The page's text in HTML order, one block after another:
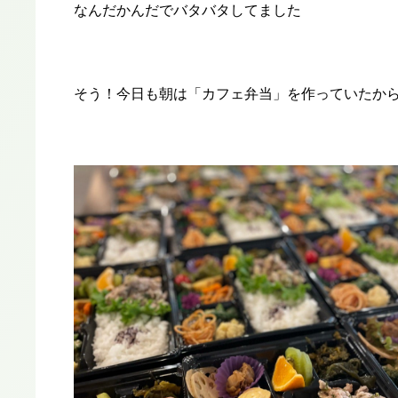
なんだかんだでバタバタしてました
そう！今日も朝は「カフェ弁当」を作っていたか